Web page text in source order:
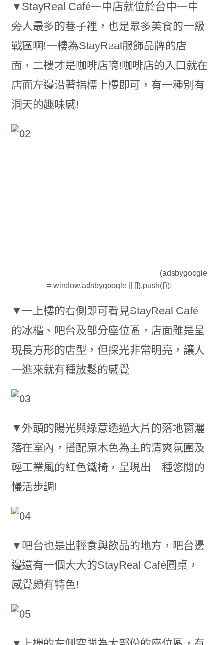
▼StayReal Café一中店就位於台中一中
旁人最多的巷子裡，也是眾多美食的一級
戰區啊!一樓為StayReal服飾品牌的店
面，二樓才是咖啡店唷!咖啡店的入口就在
店面左邊沿著指標上樓即可，有一種別有
洞天的趣味感!
(adsbygoogle
= window.adsbygoogle || []).push({});
▼一上樓的右側即可看見StayReal Café
的冰櫃、吧台及部分座位區，店面雖是呈
現長方形的店型，但採光非常明亮，讓人
一進來就有種放鬆的感覺!
▼外頭的陽光與綠意透過大片的落地窗灑
落在室內，搭配原木色為主的清爽氛圍及
輕工業風的紅色鐵椅，呈現出一種悠閒的
慢活步調!
▼吧台也是出輕食與飲品的地方，吧台邊
邊還有一個大大的StayReal Café圓桌，
感覺頗有特色!